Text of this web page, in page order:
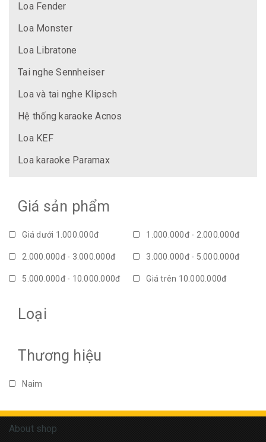
Loa Fender
Loa Monster
Loa Libratone
Tai nghe Sennheiser
Loa và tai nghe Klipsch
Hệ thống karaoke Acnos
Loa KEF
Loa karaoke Paramax
Giá sản phẩm
Giá dưới 1.000.000đ 1.000.000đ - 2.000.000đ
2.000.000đ - 3.000.000đ 3.000.000đ - 5.000.000đ
5.000.000đ - 10.000.000đ Giá trên 10.000.000đ
Loại
Thương hiệu
Naim
About shop